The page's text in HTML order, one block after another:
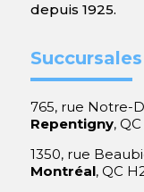
depuis 1925.
Succursales
765, rue Notre-
Repentigny,
1350, rue
Montréal, QC